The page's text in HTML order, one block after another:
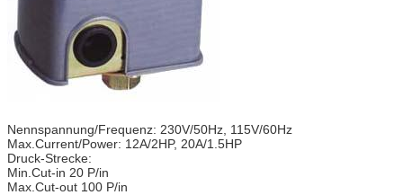
Nennspannung/Frequenz: 230V/50Hz, 115V/60Hz
Max.Current/Power: 12A/2HP, 20A/1.5HP
Druck-Strecke:
Min.Cut-in 20 P/in
Max.Cut-out 100 P/in